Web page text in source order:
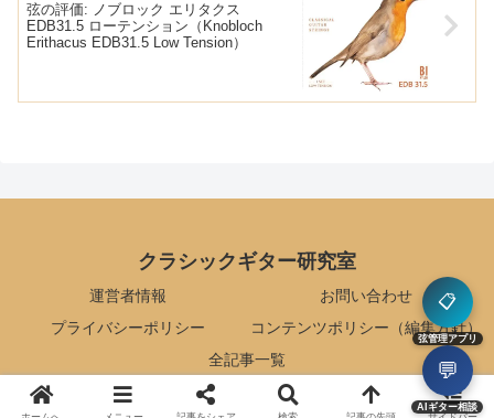
弦の評価: ノブロック エリタクス
EDB31.5 ローテンション（Knobloch
Erithacus EDB31.5 Low Tension）
クラシックギター研究室
運営者情報
お問い合わせ
プライバシーポリシー
コンテンツポリシー（編集方針）
全記事一覧
© 2015 クラシックギター研究室.
📋
弦管理アプリ
💬
AIギター相談